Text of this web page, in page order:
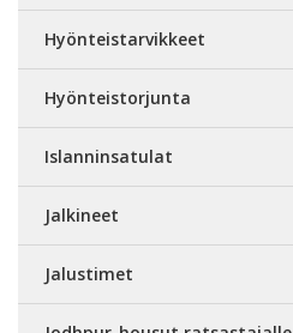
Hyönteistarvikkeet
Hyönteistorjunta
Islanninsatulat
Jalkineet
Jalustimet